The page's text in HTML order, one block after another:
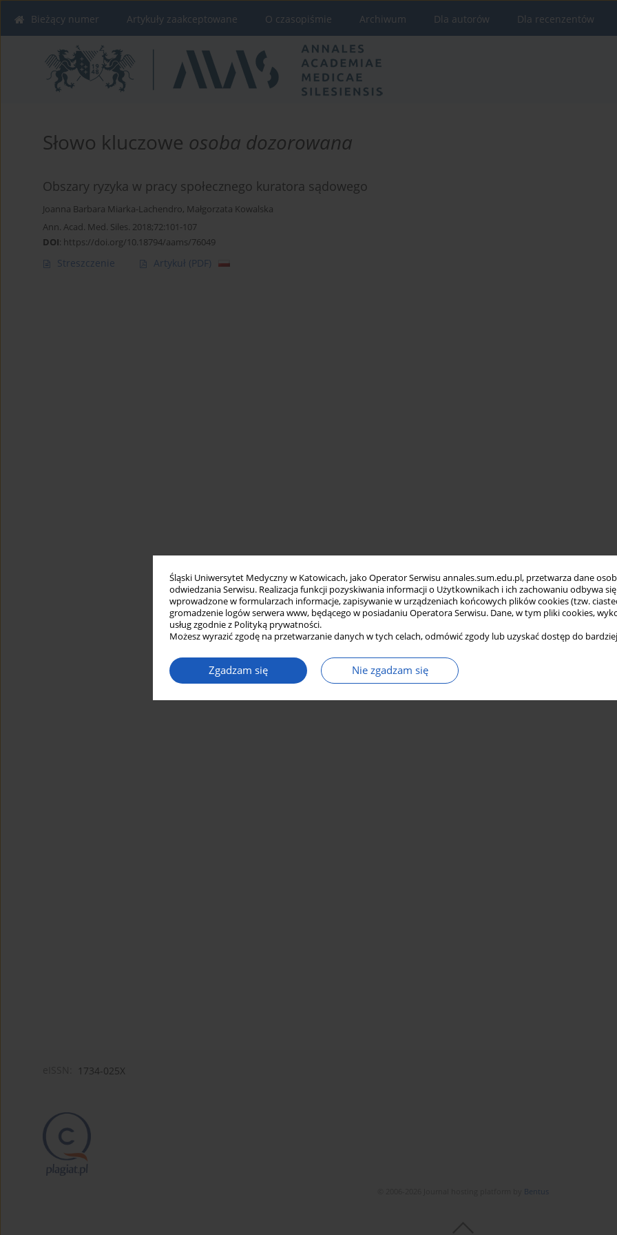
Śląski Uniwersytet Medyczny w Katowicach, jako Operator Serwisu annales.sum.edu.pl, przetwarza dane
odwiedzania Serwisu. Realizacja funkcji pozyskiwania informacji o Użytkownikach i ich zachowaniu odbywa
wprowadzone w formularzach informacje, zapisywanie w urządzeniach końcowych plików cookies (tzw.
gromadzenie logów serwera www, będącego w posiadaniu Operatora Serwisu. Dane, w tym pliki cookies,
usług zgodnie z Polityką prywatności.
Możesz wyrazić zgodę na przetwarzanie danych w tych celach, odmówić zgody lub uzyskać dostęp do
Zgadzam się Nie zgadzam się
Bieżący numer Artykuły zaakceptowane O czasopiśmie Archiwum Dla autorów Dla recenzentów
Słowo kluczowe osoba dozorowana
Obszary ryzyka w pracy społecznego kuratora sądowego
Joanna Barbara Miarka-Lachendro, Małgorzata Kowalska
Ann. Acad. Med. Siles. 2018;72:101-107
DOI: https://doi.org/10.18794/aams/76049
Streszczenie Artykuł (PDF)
1734-025X
Bentus